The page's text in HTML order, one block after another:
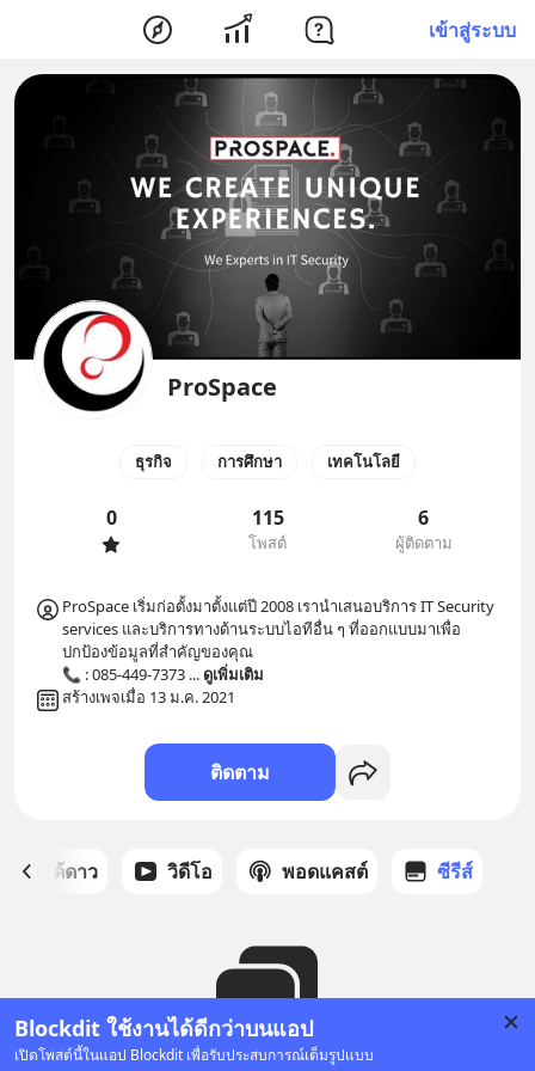
เข้าสู่ระบบ
Blockdit ใช้งานได้ดีกว่าบนแอป
เปิดโพสต์นี้ในแอป Blockdit เพื่อรับประสบการณ์เต็มรูปแบบ
ProSpace
ธุรกิจ การศึกษา เทคโนโลยี
0 115
โพสต์
6
ผู้ติดตาม
ProSpace เริ่มก่อตั้งมาตั้งแต่ปี 2008 เรานำเสนอบริการ IT Security
services และบริการทางด้านระบบไอทีอื่น ๆ ที่ออกแบบมาเพื่อ
ปกป้องข้อมูลที่สำคัญของคุณ
📞 : 085-449-7373 ... ดูเพิ่มเติม
สร้างเพจเมื่อ 13 ม.ค. 2021
ติดตาม
สต์ที่ได้ดาว วิดีโอ พอดแคสต์ ซีรีส์